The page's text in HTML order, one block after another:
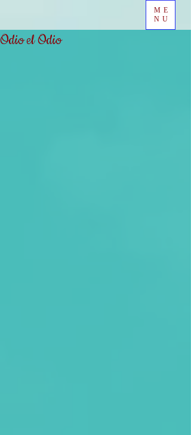
ME
NU
Odio el Odio